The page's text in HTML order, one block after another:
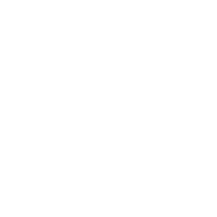
Wagnis sich der Borderline zwecks Überschreitung zu